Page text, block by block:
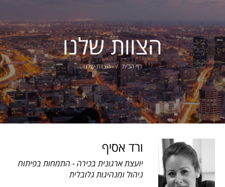
הצוות שלנו
דף הבית הצוות שלנו
ורד אסיף
יועצת ארגונית בכירה - התמחות בפיתוח
ניהול ומנהיגות גלובלית